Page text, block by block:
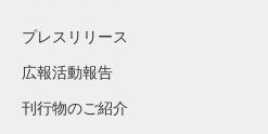
プレスリリース
広報活動報告
刊行物のご紹介